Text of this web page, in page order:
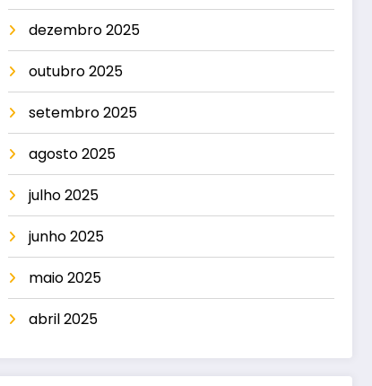
dezembro 2025
outubro 2025
setembro 2025
agosto 2025
julho 2025
junho 2025
maio 2025
abril 2025